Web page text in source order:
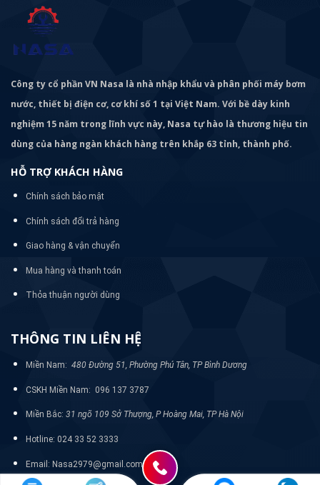
Công ty cổ phần VN Nasa là nhà nhập khẩu và phân phối máy bơm
nước, thiết bị điện cơ, cơ khí số 1 tại Việt Nam. Với bề dày kinh
nghiệm 15 năm trong lĩnh vực này, Nasa tự hào là thương hiệu tin
dùng của hàng ngàn khách hàng trên khắp 63 tỉnh, thành phố.
HỖ TRỢ KHÁCH HÀNG
Chính sách bảo mật
Chính sách đổi trả hàng
Giao hàng & vận chuyển
Mua hàng và thanh toán
Thỏa thuận người dùng
THÔNG TIN LIÊN HỆ
Miền Nam: 480 Đường 51, Phường Phú Tân, TP Bình Dương
CSKH Miền Nam: 096 137 3787
Miền Bắc: 31 ngõ 109 Sở Thượng, P Hoàng Mai, TP Hà Nội
Hotline: 024 33 52 3333
Email: Nasa2979@gmail.com